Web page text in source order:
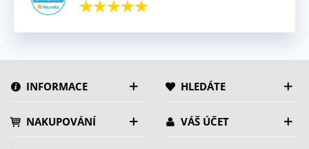
INFORMACE HLEDÁTE
NAKUPOVÁNÍ VÁŠ ÚČET